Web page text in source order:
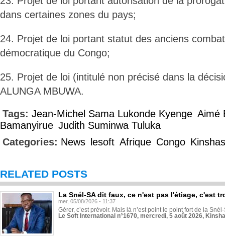
dans certaines zones du pays;
24. Projet de loi portant statut des anciens
démocratique du Congo;
25. Projet de loi (intitulé non précisé dans la
ALUNGA MBUWA.
Tags: Jean-Michel Sama Lukonde Kyenge Aimé
Bamanyirue Judith Suminwa Tuluka
Categories: News lesoft Afrique Congo
RELATED POSTS
La Snél-SA dit faux, ce n'est pas l'étiage, c'est
mer, 05/08/2026 - 11:37
Gérer, c’est prévoir. Mais là n’est point le point fort de la
Le Soft International n°1670, mercredi, 5 août 2026,